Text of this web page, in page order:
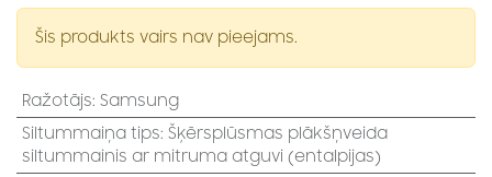
Šis produkts vairs nav pieejams.
Ražotājs: Samsung
Siltummaiņa tips: Šķērsplūsmas plākšņveida
siltummainis ar mitruma atguvi (entalpijas)